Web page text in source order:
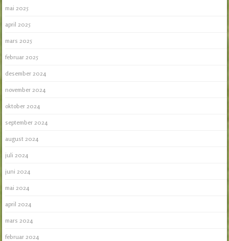
mai 2025
april 2025
mars 2025
februar 2025
desember 2024
november 2024
oktober 2024
september 2024
august 2024
juli 2024
juni 2024
mai 2024
april 2024
mars 2024
februar 2024